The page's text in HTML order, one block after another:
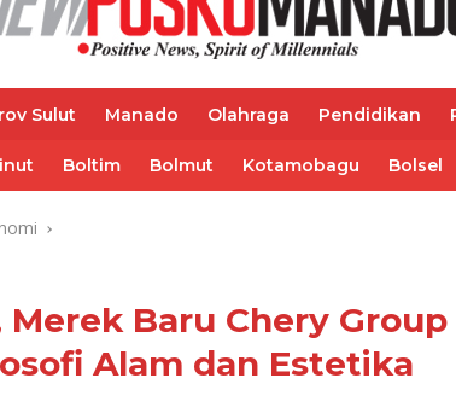
Sulut Manado Olahraga Pendidikan
Boltim Bolmut Kotamobagu Bolsel
Merek Baru Chery
Alam dan Estetika